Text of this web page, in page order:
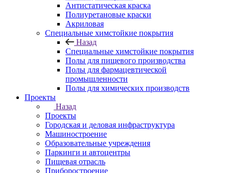
Антистатическая краска
Полиуретановые краски
Акриловая
Специальные химстойкие покрытия
Назад
Специальные химстойкие покрытия
Полы для пищевого производства
Полы для фармацевтической
промышленности
Полы для химических производств
Проекты
Назад
Проекты
Городская и деловая инфраструктура
Машиностроение
Образовательные учреждения
Паркинги и автоцентры
Пищевая отрасль
Приборостроение